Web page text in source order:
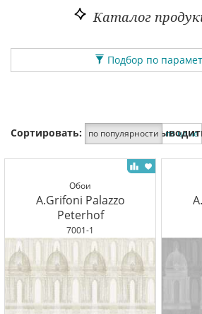
Каталог
Подбор по
Сортировать: по популярности по цене
Обои
A.Grifoni Palazzo
Peterhof
7001-1